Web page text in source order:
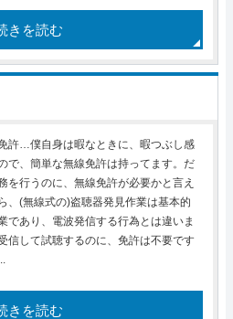
きを読む
許…僕自身は暇なときに、暇つぶし感
で、簡単な無線免許は持ってます。だ
行うのに、無線免許が必要かと言え
(無線式の)盗聴器発見作業は基本的
であり、電波発信する行為とは違いま
信して試聴するのに、免許は不要です
きを読む